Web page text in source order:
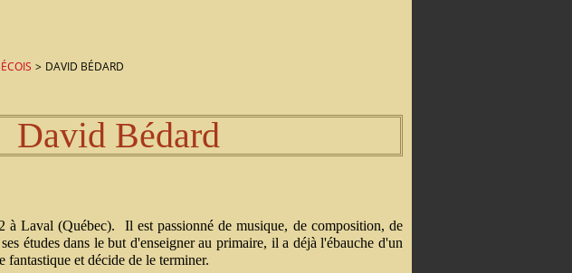
> DAVID BÉDARD
David Bédard
à Laval (Québec). Il est passionné de musique, de composition, de
études dans le but d'enseigner au primaire, il a déjà l'ébauche d'un
fantastique et décide de le terminer.